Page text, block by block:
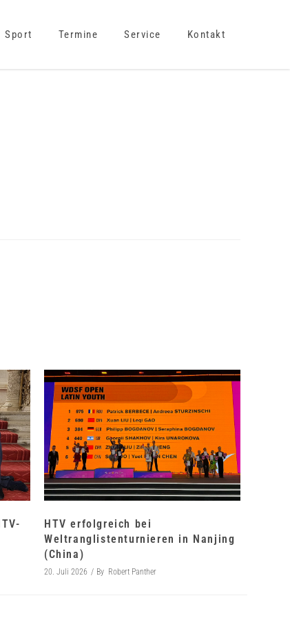
Sport Termine Service Kontakt
HTV erfolgreich bei
Weltranglistenturnieren in Nanjing
(China)
20. Juli 2026 By Robert Panther